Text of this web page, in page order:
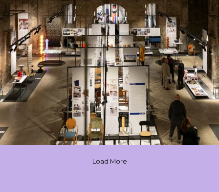
Load More